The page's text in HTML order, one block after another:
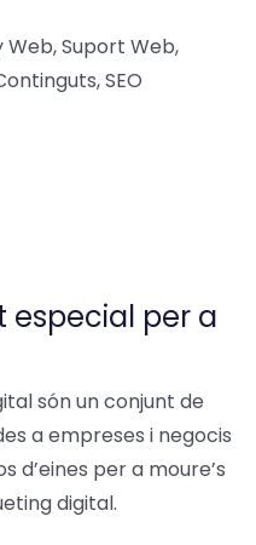
Suport Web,
SEO
per a
són un conjunt de
a empreses i negocis
d’eines per a moure’s
digital.